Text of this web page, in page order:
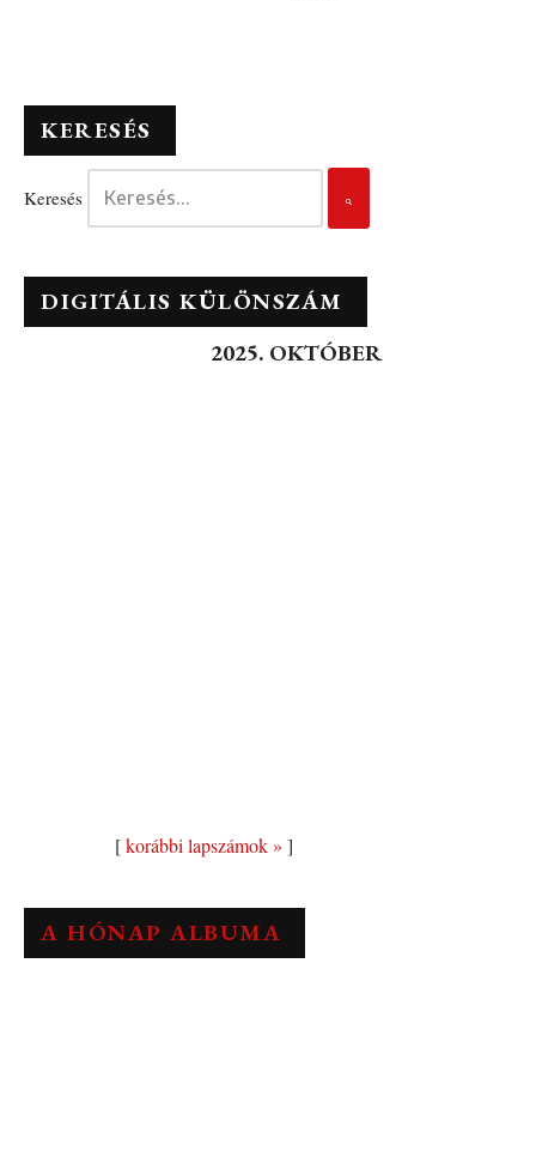
KERESÉS
Keresés
DIGITÁLIS KÜLÖNSZÁM
2025. OKTÓBER
[korábbi lapszámok » ]
A HÓNAP ALBUMA